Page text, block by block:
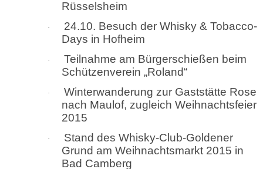
Rüsselsheim
·
24.10. Besuch der Whisky & Tobacco-
Days in Hofheim
·
Teilnahme am Bürgerschießen beim
Schützenverein „Roland“
·
Winterwanderung zur Gaststätte Rose
nach Maulof, zugleich Weihnachtsfeier
2015
·
Stand des Whisky-Club-Goldener
Grund am Weihnachtsmarkt 2015 in
Bad Camberg